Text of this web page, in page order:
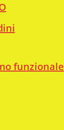
funzionale